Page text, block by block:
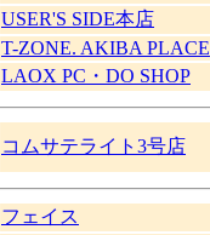
USER'S SIDE本店
T-ZONE. AKIBA PLACE
LAOX PC・DO SHOP
コムサテライト3号店
フェイス